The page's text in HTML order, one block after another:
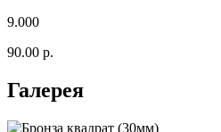
9.000
90.00 р.
Галерея